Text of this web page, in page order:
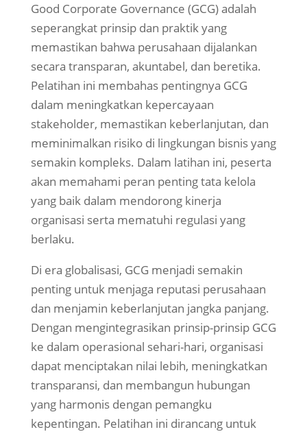
Good Corporate Governance (GCG) adalah
seperangkat prinsip dan praktik yang
memastikan bahwa perusahaan dijalankan
secara transparan, akuntabel, dan beretika.
Pelatihan ini membahas pentingnya GCG
dalam meningkatkan kepercayaan
stakeholder, memastikan keberlanjutan, dan
meminimalkan risiko di lingkungan bisnis yang
semakin kompleks. Dalam latihan ini, peserta
akan memahami peran penting tata kelola
yang baik dalam mendorong kinerja
organisasi serta mematuhi regulasi yang
berlaku.
Di era globalisasi, GCG menjadi semakin
penting untuk menjaga reputasi perusahaan
dan menjamin keberlanjutan jangka panjang.
Dengan mengintegrasikan prinsip-prinsip GCG
ke dalam operasional sehari-hari, organisasi
dapat menciptakan nilai lebih, meningkatkan
transparansi, dan membangun hubungan
yang harmonis dengan pemangku
kepentingan. Pelatihan ini dirancang untuk